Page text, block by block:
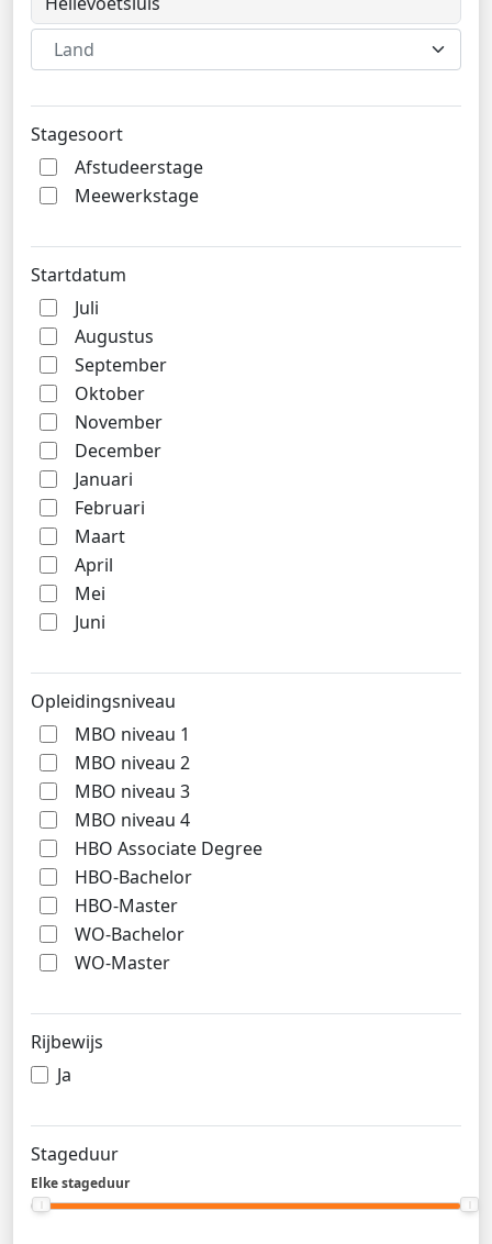
Land
Stagesoort
Afstudeerstage
Meewerkstage
Startdatum
Juli
Augustus
September
Oktober
November
December
Januari
Februari
Maart
April
Mei
Juni
Opleidingsniveau
MBO niveau 1
MBO niveau 2
MBO niveau 3
MBO niveau 4
HBO Associate Degree
HBO-Bachelor
HBO-Master
WO-Bachelor
WO-Master
Rijbewijs
Ja
Stageduur
Elke stageduur